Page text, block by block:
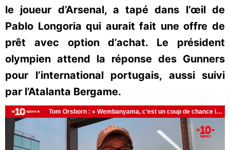
le joueur d’Arsenal, a tapé dans l’œil de
Pablo Longoria qui aurait fait une offre de
prêt avec option d’achat. Le président
olympien attend la réponse des Gunners
pour l’international portugais, aussi suivi
par l’Atalanta Bergame.